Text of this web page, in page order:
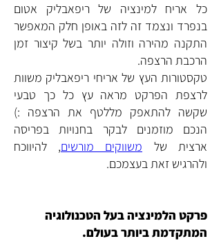
כל אריח למינציה של ריפאבליק אטום
בנפרד ונצמד זה לזה באופן חלק המאפשר
התקנה מהירה וזולה יותר בשל קיצור זמן
הרכבת הרצפה.
טקסטורות העץ של אריחי ריפאבליק משוות
לרצפת הפרקט מראה עץ כל כך טבעי
שקשה להתאפק מללטף את הרצפה :)
הנכם מוזמנים לבקר בחנויות בפריסה
ארצית של משווקים מורשים, להיווכח
ולהרגיש זאת בעצמכם.
פרקט הלמינציה בעל הטכנולוגיה
המתקדמת ביותר בעולם.